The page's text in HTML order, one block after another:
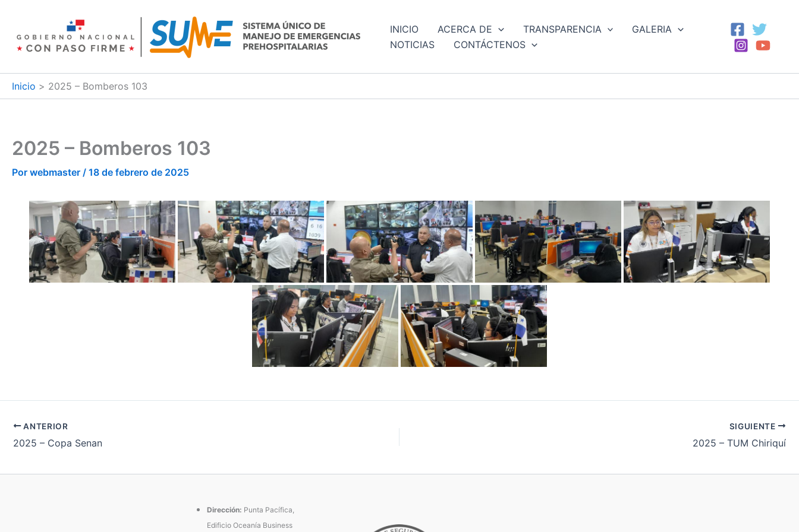
contenido
INICIO ACERCA DE TRANSPARENCIA
GALERIA
NOTICIAS
CONTÁCTENOS
Inicio 2025 – Bomberos 103
2025 – Bomberos 103
Por webmaster / 18 de febrero de 2025
ANTERIOR
2025 – Copa Senan
SIGUIENTE
2025 – TUM Chiriquí
Dirección: Punta Pacífica,
Edificio Oceanía Business